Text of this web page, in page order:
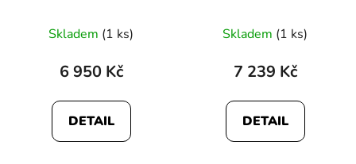
hodnocení
produktu
5,0
z
Skladem (1 ks)
6 950 Kč
DETAIL
Skladem (1 ks)
7 239 Kč
DETAIL